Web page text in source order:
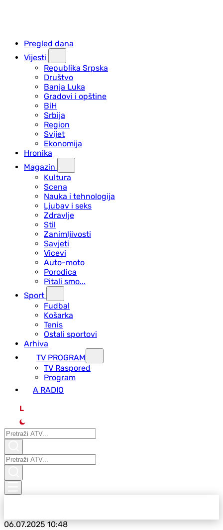
Pregled dana
Vijesti
Republika Srpska
Društvo
Banja Luka
Gradovi i opštine
BiH
Srbija
Region
Svijet
Ekonomija
Hronika
Magazin
Kultura
Scena
Nauka i tehnologija
Ljubav i seks
Zdravlje
Stil
Zanimljivosti
Savjeti
Vicevi
Auto-moto
Porodica
Pitali smo...
Sport
Fudbal
Košarka
Tenis
Ostali sportovi
Arhiva
TV PROGRAM
ТV Raspored
Program
A RADIO
L
06.07.202510:48